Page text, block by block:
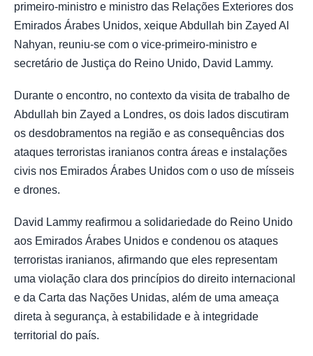
primeiro-ministro e ministro das Relações Exteriores dos
Emirados Árabes Unidos, xeique Abdullah bin Zayed Al
Nahyan, reuniu-se com o vice-primeiro-ministro e
secretário de Justiça do Reino Unido, David Lammy.
Durante o encontro, no contexto da visita de trabalho de
Abdullah bin Zayed a Londres, os dois lados discutiram
os desdobramentos na região e as consequências dos
ataques terroristas iranianos contra áreas e instalações
civis nos Emirados Árabes Unidos com o uso de mísseis
e drones.
David Lammy reafirmou a solidariedade do Reino Unido
aos Emirados Árabes Unidos e condenou os ataques
terroristas iranianos, afirmando que eles representam
uma violação clara dos princípios do direito internacional
e da Carta das Nações Unidas, além de uma ameaça
direta à segurança, à estabilidade e à integridade
territorial do país.